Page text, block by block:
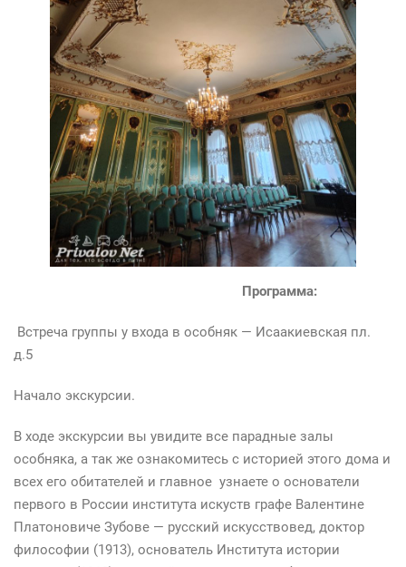
Программа:
Встреча группы у входа в особняк — Исаакиевская пл.
д.5
Начало экскурсии.
В ходе экскурсии вы увидите все парадные залы
особняка, а так же ознакомитесь с историей этого дома и
всех его обитателей и главное узнаете о основатели
первого в России института искуств графе Валентине
Платоновиче Зубове — русский искусствовед, доктор
философии (1913), основатель Института истории